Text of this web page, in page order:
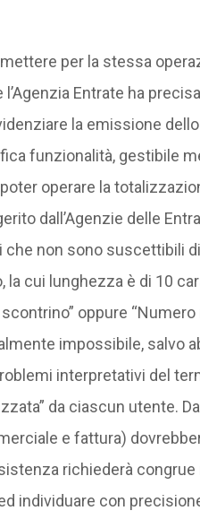
per la stessa
Entrate ha
la emissione
funzionalità, gestibile
operare la
dall’Agenzie delle
che non sono suscettibili
la cui lunghezza è di 10
oppure
impossibile, salvo
interpretativi del
da ciascun utente.
e fattura)
richiederà
individuare con